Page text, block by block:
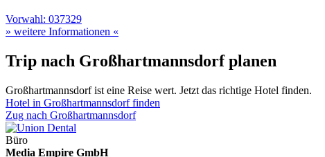
Vorwahl: 037329
» weitere Informationen «
Trip nach Großhartmannsdorf planen
Großhartmannsdorf ist eine Reise wert. Jetzt das richtige Hotel finden.
Hotel in Großhartmannsdorf finden
Zug nach Großhartmannsdorf
Büro
Media Empire GmbH